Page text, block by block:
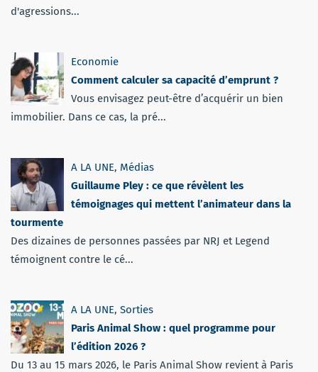
d'agressions...
Economie
Comment calculer sa capacité d’emprunt ?
Vous envisagez peut-être d’acquérir un bien
immobilier. Dans ce cas, la pré...
A LA UNE, Médias
Guillaume Pley : ce que révèlent les
témoignages qui mettent l’animateur dans la
tourmente
Des dizaines de personnes passées par NRJ et Legend
témoignent contre le cé...
A LA UNE, Sorties
Paris Animal Show : quel programme pour
l’édition 2026 ?
Du 13 au 15 mars 2026, le Paris Animal Show revient à Paris